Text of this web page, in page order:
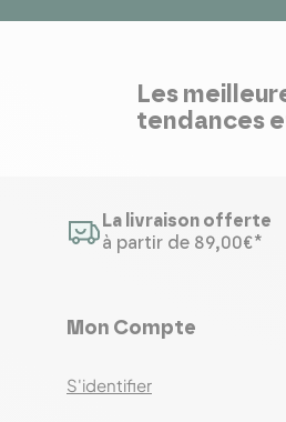
Les
tendances
La livraison offerte
à partir de 89,00€*
Mon Compte
S'identifier